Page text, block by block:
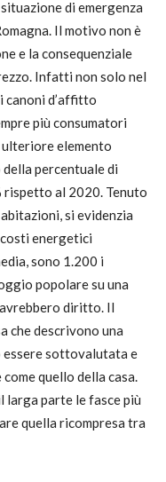
di emergenza
Il motivo non è
e la consequenziale
Infatti non solo nel
canoni d’affitto
più consumatori
elemento
percentuale di
rispetto al 2020. Tenuto
si evidenzia
energetici
sono 1.200 i
popolare su una
diritto. Il
che descrivono una
essere sottovalutata e
quello della casa.
larga parte le fasce più
quella ricompresa tra